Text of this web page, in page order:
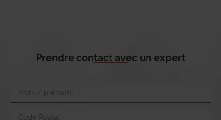
Prendre contact avec un expert